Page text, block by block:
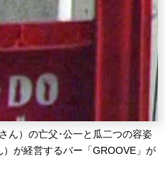
ん）の亡父･公一と瓜二つの容姿
が経営するバー「GROOVE」が